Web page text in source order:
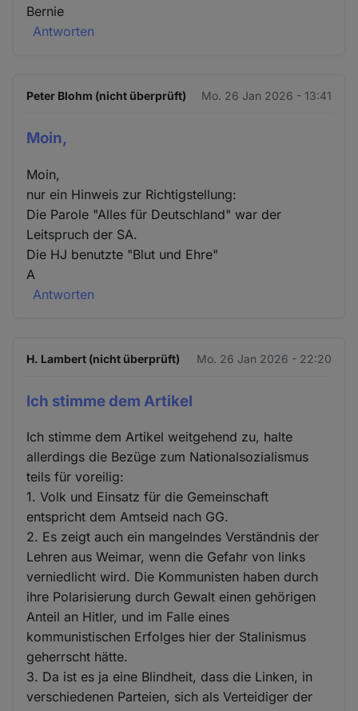
Bernie
Antworten
Peter Blohm (nicht überprüft) Mo. 26 Jan 2026 - 13:41
Moin,
Moin,
nur ein Hinweis zur Richtigstellung:
Die Parole "Alles für Deutschland" war der
Leitspruch der SA.
Die HJ benutzte "Blut und Ehre"
A
Antworten
H. Lambert (nicht überprüft) Mo. 26 Jan 2026 - 22:20
Ich stimme dem Artikel
Ich stimme dem Artikel weitgehend zu, halte
allerdings die Bezüge zum Nationalsozialismus
teils für voreilig:
1. Volk und Einsatz für die Gemeinschaft
entspricht dem Amtseid nach GG.
2. Es zeigt auch ein mangelndes Verständnis der
Lehren aus Weimar, wenn die Gefahr von links
verniedlicht wird. Die Kommunisten haben durch
ihre Polarisierung durch Gewalt einen gehörigen
Anteil an Hitler, und im Falle eines
kommunistischen Erfolges hier der Stalinismus
geherrscht hätte.
3. Da ist es ja eine Blindheit, dass die Linken, in
verschiedenen Parteien, sich als Verteidiger der